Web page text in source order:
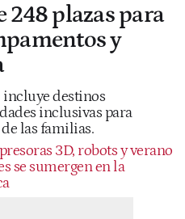
248 plazas para
y
destinos
inclusivas para
las familias.
3D, robots y verano
se sumergen en la